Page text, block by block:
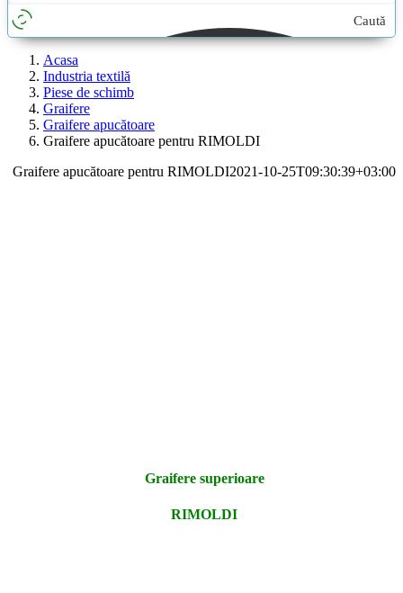
Caută
Acasa
Industria textilă
Piese de schimb
Graifere
Graifere apucătoare
Graifere apucătoare pentru RIMOLDI
Graifere apucătoare pentru RIMOLDI2021-10-25T09:30:39+03:00
Graifere superioare
RIMOLDI